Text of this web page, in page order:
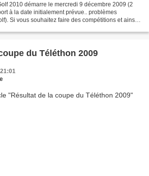
2010 démarre le mercredi 9 décembre 2009 (2
à la date initialement prévue.. problèmes
Si vous souhaitez faire des compétitions et ainsi
du Téléthon 2009